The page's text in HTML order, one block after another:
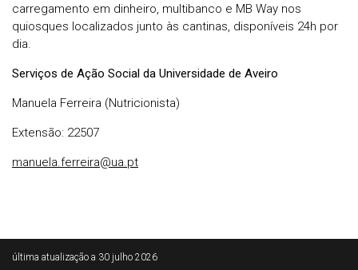
carregamento em dinheiro, multibanco e MB Way nos
quiosques localizados junto às cantinas, disponíveis 24h por
dia.
Serviços de Ação Social da Universidade de Aveiro
Manuela Ferreira (Nutricionista)
Extensão: 22507
manuela.ferreira@ua.pt
última atualização a 30 julho 2026